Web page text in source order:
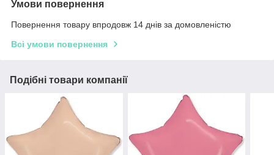
Умови повернення
Повернення товару впродовж 14 днів за домовленістю
Всі умови повернення
Подібні товари компанії